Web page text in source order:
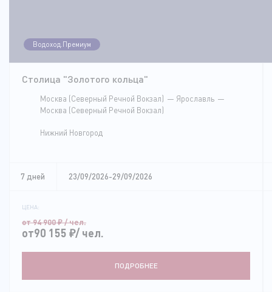
Водоход.Премиум
Столица "Золотого кольца"
Москва (Северный Речной Вокзал)
Ярославль
Москва (Северный Речной Вокзал)
Нижний Новгород
7 дней 23/09/2026-29/09/2026
ЦЕНА:
от 94 900₽/ чел.
от90 155 ₽/ чел.
ПОДРОБНЕЕ